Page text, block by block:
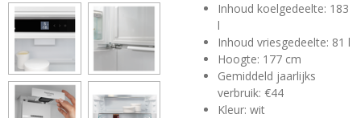
Inhoud koelgedeelte: 183
l
Inhoud vriesgedeelte: 81 l
Hoogte: 177 cm
Gemiddeld jaarlijks
verbruik: €44
Kleur: wit